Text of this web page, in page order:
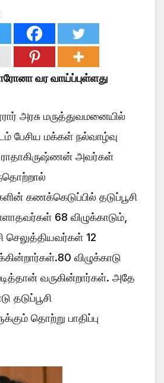
வர வாய்ப்புள்ளது
அரசு மருத்துவமனையில்
பேசிய மக்கள் நல்வாழ்வு
ராதாகிருஷ்ணன் அவர்கள்
கணக்கெடுப்பில் தடுப்பூசி
68 விழுக்காடும்,
செலுத்தியவர்கள் 12
விழுக்காடு
வருகின்றார்கள். அதே
தடுப்பூசி
தொற்று பாதிப்பு